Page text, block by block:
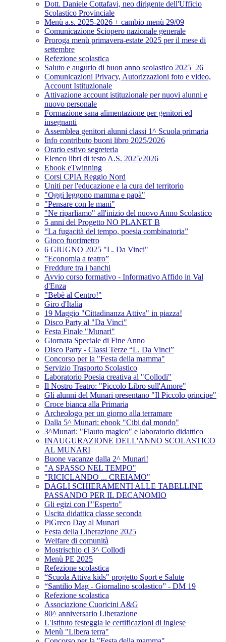
Dott. Daniele Cottafavi, neo dirigente dell'Ufficio
Scolastico Provinciale
Menù a.s. 2025-2026 + cambio menù 29/09
Comunicazione Sciopero nazionale generale
Proroga menù primavera-estate 2025 per il mese di
settembre
Refezione scolastica
Saluto e augurio di buon anno scolastico 2025_26
Comunicazioni Privacy, Autorizzazioni foto e video,
Account Istituzionale
Attivazione account istituzionale per nuovi alunni e
nuovo personale
Formazione sana alimentazione per genitori ed
insegnanti
Assemblea genitori alunni classi 1^ Scuola primaria
Info contributo buoni libro 2025/2026
Orario estivo segreteria
Elenco libri di testo A.S. 2025/2026
Ebook eTwinning
Corsi CPIA Reggio Nord
Uniti per l'educazione e la cura del territorio
"Oggi leggono mamma e papà"
"Pensare con le mani"
"Ne riparliamo" all'inizio del nuovo Anno Scolastico
5 anni del Progetto NO PLANET B
“La fugacità del tempo, poesia combinatoria”
Gioco fuorimetro
6 GIUGNO 2025 "L. Da Vinci"
”Economia a teatro”
Freddure tra i banchi
Avvio corso formativo - Informativo Affido in Val
d'Enza
"Bebè al Centro!"
Giro d'Italia
19 Maggio "Cittadinanza Attiva" in piazza!
Disco Party al "Da Vinci"
Festa Finale "Munari"
Giornata Speciale di Fine Anno
Disco Party - Classi Terze “L. Da Vinci”
Concorso per la "Festa della mamma"
Servizio Trasporto Scolastico
Laboratorio Poesia creativa al "Collodi"
Il Nostro Teatro: "Piccolo Libro sull'Amore"
Gli alunni del Munari presentano "Il Piccolo principe"
Croce bianca alla Primaria
Archeologo per un giorno alla terramare
Dalla 5^ Munari: ebook "Cibi dal mondo"
3^Munari: "Flauto magico" e laboratorio didattico
INAUGURAZIONE DELL'ANNO SCOLASTICO
AL MUNARI
Buone vacanze dalla 2^ Munari!
"A SPASSO NEL TEMPO"
"RICICLANDO ... CREIAMO"
DAGLI SCHIERAMENTI ALLE TABELLINE
PASSANDO PER IL DECANOMIO
Gli egizi con l'"Esperto"
Uscita didattica classe seconda
PiGreco Day al Munari
Festa della Liberazione 2025
Welfare di comunità
Mostrischio cl 3^ Collodi
Menù PE 2025
Refezione scolastica
“Scuola Attiva kids" progetto Sport e Salute
“Santilio Mag - Giornalino scolastico” - DM 19
Refezione scolastica
Associazione Cuoricini A&G
80^ anniversario Liberazione
L'Istituto festeggia le certificazioni di inglese
Menù "Libera terra"